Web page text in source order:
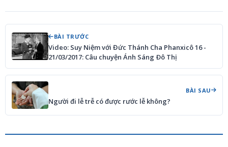
BÀI TRƯỚC
Video: Suy Niệm với Đức Thánh Cha Phanxicô 16 -
21/03/2017: Câu chuyện Ánh Sáng Ðô Thị
BÀI SAU
Người đi lễ trễ có được rước lễ không?